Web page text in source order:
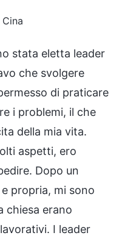
stata eletta leader
che svolgere
di praticare
i problemi, il che
della mia vita.
aspetti, ero
Dopo un
propria, mi sono
chiesa erano
I leader